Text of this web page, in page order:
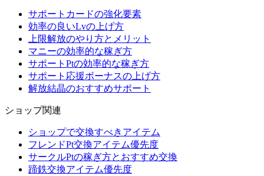
サポートカードの強化要素
効率の良いLvの上げ方
上限解放のやり方とメリット
マニーの効率的な稼ぎ方
サポートPtの効率的な稼ぎ方
サポート応援ボーナスの上げ方
解放結晶のおすすめサポート
ショップ関連
ショップで交換すべきアイテム
フレンドPt交換アイテム優先度
サークルPtの稼ぎ方とおすすめ交換
蹄鉄交換アイテム優先度